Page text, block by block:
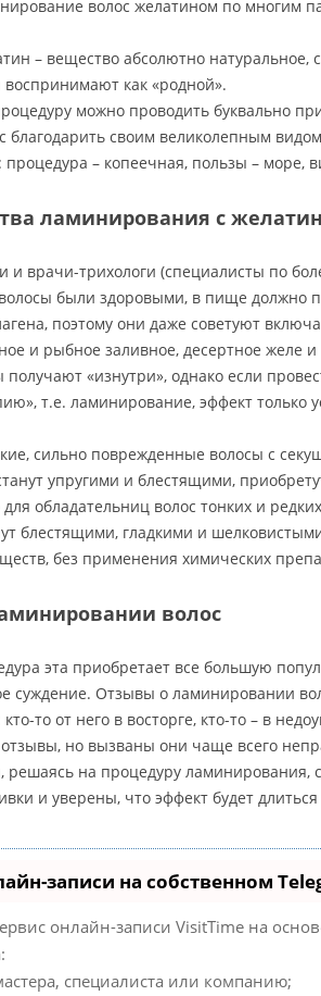
волос желатином по многим
– вещество абсолютно натуральное,
как «родной».
можно проводить буквально
благодарить своим великолепным
процедура – копеечная, пользы – море,
ламинирования с
и врачи-трихологи (специалисты по
были здоровыми, в пище должно
поэтому они даже советуют
и рыбное заливное, десертное желе
получают «изнутри», однако если
т.е. ламинирование, эффект только
сильно поврежденные волосы с
упругими и блестящими,
обладательниц волос тонких и
блестящими, гладкими и
без применения химических
волос
эта приобретает все большую
суждение. Отзывы о ламинировании
то от него в восторге, кто-то – в
но вызваны они чаще всего
решаясь на процедуру ламинирования,
и уверены, что эффект будет длиться
записи на собственном
онлайн-записи VisitTime на
специалиста или компанию;